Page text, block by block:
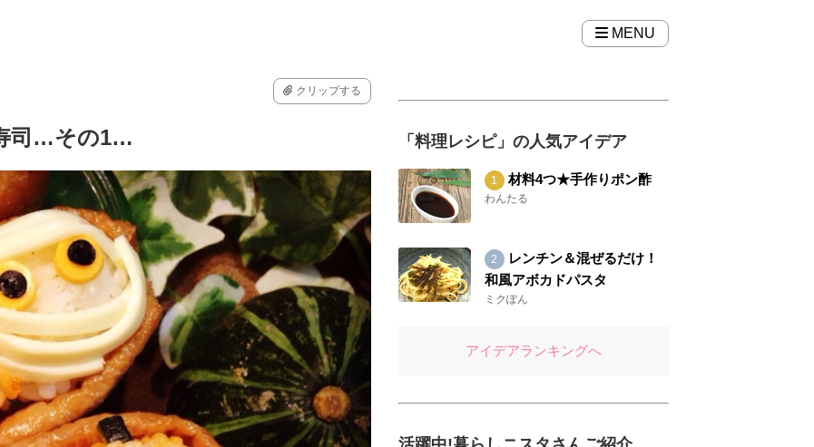
MENU
クリップする
司…その1… 「料理レシピ」の人気アイデア
材料4つ★手作りポン酢
わんたる
レンチン＆混ぜるだけ！
和風アボカドパスタ
ミクぽん
アイデアランキングへ